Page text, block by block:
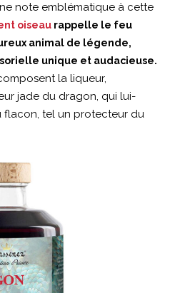
note emblématique à cette
oiseau rappelle le feu
animal de légende,
unique et audacieuse.
la liqueur,
jade du dragon, qui lui-
flacon, tel un protecteur du